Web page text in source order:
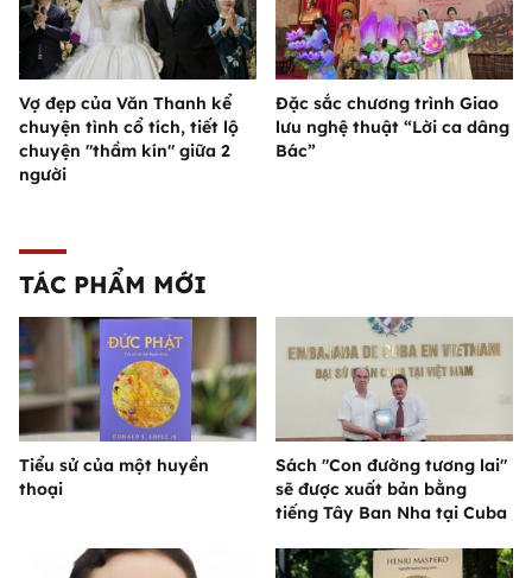
Vợ đẹp của Văn Thanh kể
chuyện tình cổ tích, tiết lộ
chuyện "thầm kín" giữa 2
người
Đặc sắc chương trình Giao
lưu nghệ thuật “Lời ca dâng
Bác”
TÁC PHẨM MỚI
Tiểu sử của một huyền
thoại
Sách "Con đường tương lai"
sẽ được xuất bản bằng
tiếng Tây Ban Nha tại Cuba